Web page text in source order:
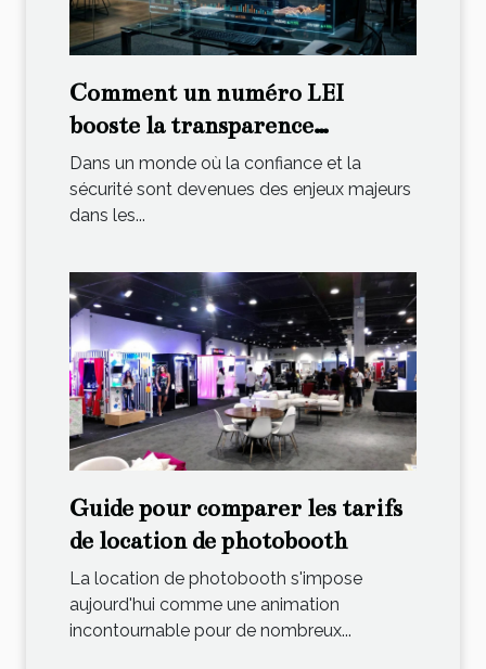
Comment un numéro LEI
booste la transparence
financière ?
Dans un monde où la confiance et la
sécurité sont devenues des enjeux majeurs
dans les...
Guide pour comparer les tarifs
de location de photobooth
La location de photobooth s'impose
aujourd'hui comme une animation
incontournable pour de nombreux...